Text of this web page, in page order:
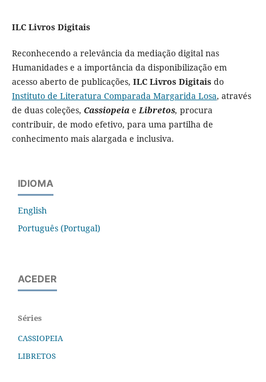
ILC Livros Digitais
Reconhecendo a relevância da mediação digital nas
Humanidades e a importância da disponibilização em
acesso aberto de publicações, ILC Livros Digitaisdo
Instituto de Literatura Comparada Margarida Losa, através
de duas coleções, Cassiopeiae Libretos, procura
contribuir, de modo efetivo, para uma partilha de
conhecimento mais alargada e inclusiva.
IDIOMA
English
Português (Portugal)
ACEDER
Séries
CASSIOPEIA
LIBRETOS